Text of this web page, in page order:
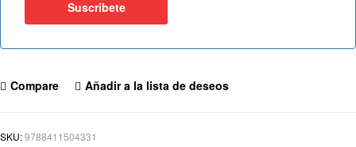
Compare Añadir a la lista de deseos
SKU:9788411504331